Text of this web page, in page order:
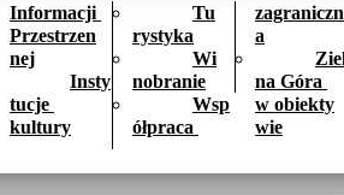
Informacji
Przestrzen
nej
Insty
tucje
kultury
Tu
rystyka
Wi
nobranie
Wsp
ółpraca
zagraniczn
a
na Góra
w obiekty
wie